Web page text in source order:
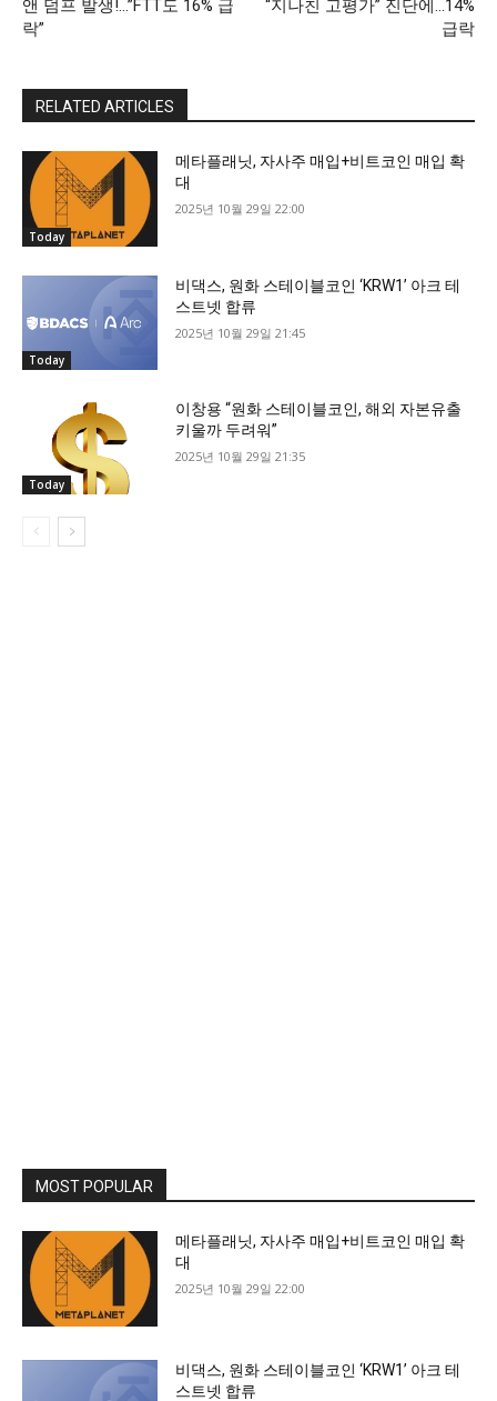
앤 덤프 발생!…”FTT도 16% 급
락”
“지나친 고평가” 진단에…14%
급락
RELATED ARTICLES
Today
메타플래닛, 자사주 매입+비트코인 매입 확
대
2025년 10월 29일 22:00
Today
비댁스, 원화 스테이블코인 ‘KRW1’ 아크 테
스트넷 합류
2025년 10월 29일 21:45
Today
이창용 “원화 스테이블코인, 해외 자본유출
키울까 두려워”
2025년 10월 29일 21:35
MOST POPULAR
메타플래닛, 자사주 매입+비트코인 매입 확
대
2025년 10월 29일 22:00
비댁스, 원화 스테이블코인 ‘KRW1’ 아크 테
스트넷 합류